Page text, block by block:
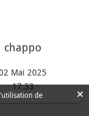
chappo
Mai 2025
17:33
de
×